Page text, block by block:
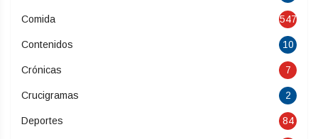
Comida 547
Contenidos 10
Crónicas 7
Crucigramas 2
Deportes 84